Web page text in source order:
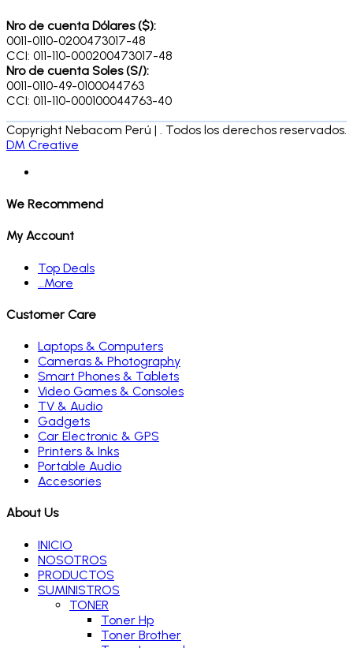
Nro de cuenta Dólares ($):
0011-0110-0200473017-48
CCI: 011-110-000200473017-48
Nro de cuenta Soles (S/):
0011-0110-49-0100044763
CCI: 011-110-000100044763-40
Copyright Nebacom Perú | . Todos los derechos reservados.
DM Creative
We Recommend
My Account
Top Deals
…More
Customer Care
Laptops & Computers
Cameras & Photography
Smart Phones & Tablets
Video Games & Consoles
TV & Audio
Gadgets
Car Electronic & GPS
Printers & Inks
Portable Audio
Accesories
About Us
INICIO
NOSOTROS
PRODUCTOS
SUMINISTROS
TONER
Toner Hp
Toner Brother